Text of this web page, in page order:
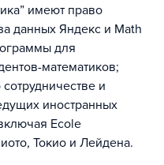
имеют право
данных Яндекс и Math
для
математиков;
и
иностранных
Ecole
Токио и Лейдена.